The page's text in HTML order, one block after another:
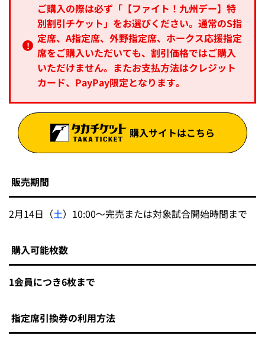
ご購入の際は必ず「【ファイト！九州デー】特
別割引チケット」をお選びください。通常のS指
定席、A指定席、外野指定席、ホークス応援指定
席をご購入いただいても、割引価格ではご購入
いただけません。またお支払方法はクレジット
カード、PayPay限定となります。
購入サイトはこちら
販売期間
2月14日（土）10:00～完売または対象試合開始時間まで
購入可能枚数
1会員につき6枚まで
指定席引換券の利用方法